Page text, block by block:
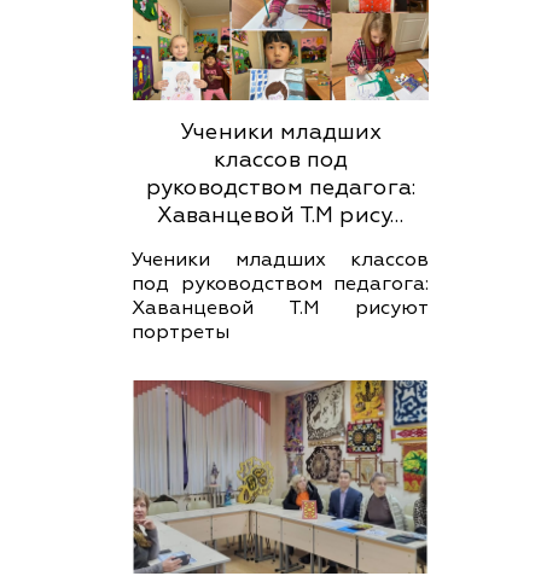
Ученики младших
классов под
руководством педагога:
Хаванцевой Т.М рису…
Ученики младших классов
под руководством педагога:
Хаванцевой Т.М рисуют
портреты